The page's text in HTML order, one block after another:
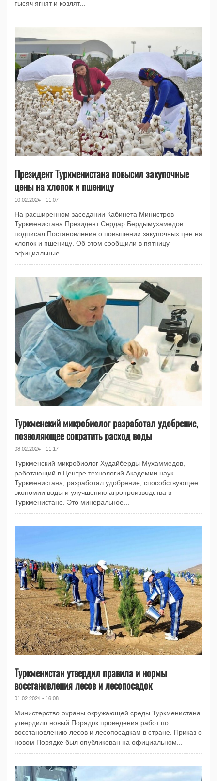
тысяч ягнят и козлят...
Президент Туркменистана повысил закупочные
цены на хлопок и пшеницу
10.02.2024 - 11:07
На расширенном заседании Кабинета Министров
Туркменистана Президент Сердар Бердымухамедов
подписал Постановление о повышении закупочных цен на
хлопок и пшеницу. Об этом сообщили в пятницу
официальные...
Туркменский микробиолог разработал удобрение,
позволяющее сократить расход воды
08.02.2024 - 11:17
Туркменский микробиолог Худайберды Мухаммедов,
работающий в Центре технологий Академии наук
Туркменистана, разработал удобрение, способствующее
экономии воды и улучшению агропроизводства в
Туркменистане. Это минеральное...
Туркменистан утвердил правила и нормы
восстановления лесов и лесопосадок
01.02.2024 - 16:08
Министерство охраны окружающей среды Туркменистана
утвердило новый Порядок проведения работ по
восстановлению лесов и лесопосадкам в стране. Приказ о
новом Порядке был опубликован на официальном...